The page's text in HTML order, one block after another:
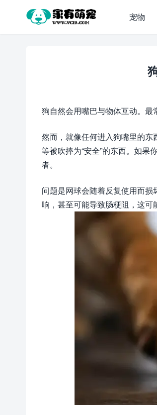
宠物
狗自然会用嘴巴与物体互动。最
然而，就像任何进入狗嘴里的
等被吹捧为“安全”的东西。如
者。
问题是网球会随着反复使用而
响，甚至可能导致肠梗阻，这可